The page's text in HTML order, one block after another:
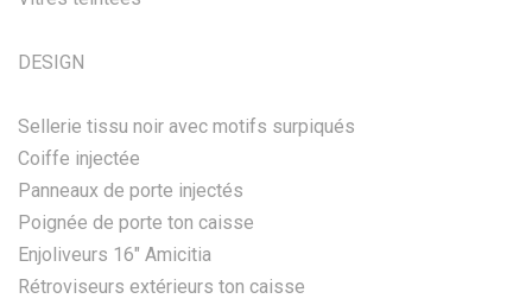
DESIGN
Sellerie tissu noir avec motifs surpiqués
Coiffe injectée
Panneaux de porte injectés
Poignée de porte ton caisse
Enjoliveurs 16" Amicitia
Rétroviseurs extérieurs ton caisse